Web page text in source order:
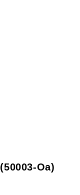
50003-Oa